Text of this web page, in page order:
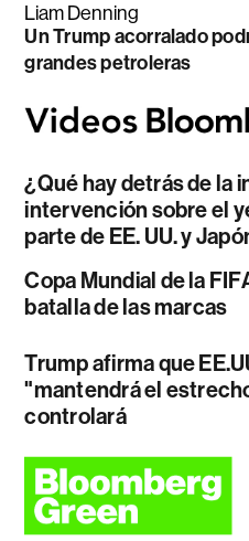
Liam Denning
Un Trump acorralado
grandes petroleras
¿Qué hay detrás de la
intervención sobre el
parte de EE. UU. y
Copa Mundial de la
batalla de las marcas
Trump afirma que
"mantendrá el
controlará